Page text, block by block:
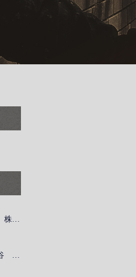
千葉県 リフォーム タイル 株式会社川建総業 作業員 協力業者 職人 埼玉 越谷 春日部
株式会社川建総業 埼玉 越谷 春日部 外壁 求人